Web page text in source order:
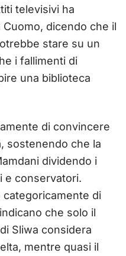
televisivi ha
dicendo che il
stare su un
i fallimenti di
una biblioteca
di convincere
sostenendo che la
dividendo i
e conservatori.
categoricamente di
che solo il
Sliwa considera
mentre quasi il